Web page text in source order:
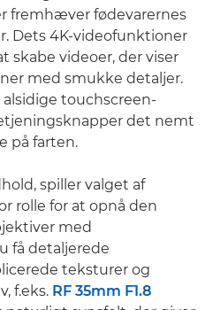
fremhæver fødevarernes
Dets 4K-videofunktioner
skabe videoer, der viser
med smukke detaljer.
alsidige touchscreen-
det nemt
på farten.
spiller valget af
rolle for at opnå den
med
få detaljerede
teksturer og
f.eks. RF 35mm F1.8